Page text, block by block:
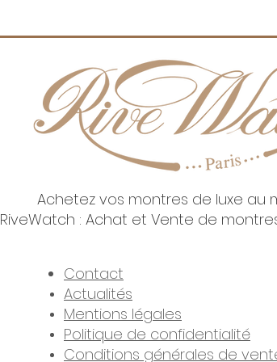
Achetez vos montres de luxe au
RiveWatch : Achat et Vente de
Contact
Actualités
Mentions légales
Politique de confidentialité
Conditions générales de